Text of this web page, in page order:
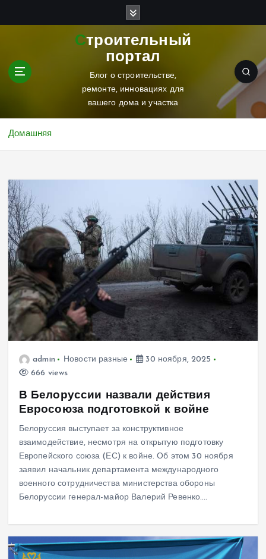
Строительный
портал
Блог о строительстве,
ремонте, инновациях для
вашего дома и участка
Домашняя
admin Новости разные
30 ноября, 2025
666 views
В Белоруссии назвали действия
Евросоюза подготовкой к войне
Белоруссия выступает за конструктивное
взаимодействие, несмотря на открытую подготовку
Европейского союза (ЕС) к войне. Об этом 30 ноября
заявил начальник департамента международного
военного сотрудничества министерства обороны
Белоруссии генерал-майор Валерий Ревенко.…